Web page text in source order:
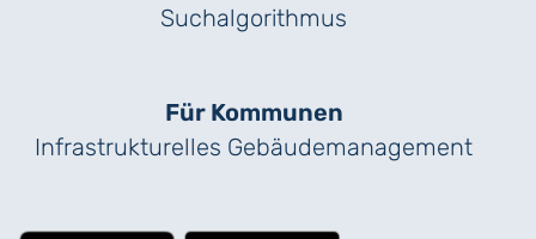
Suchalgorithmus
Für Kommunen
Infrastrukturelles Gebäude­management